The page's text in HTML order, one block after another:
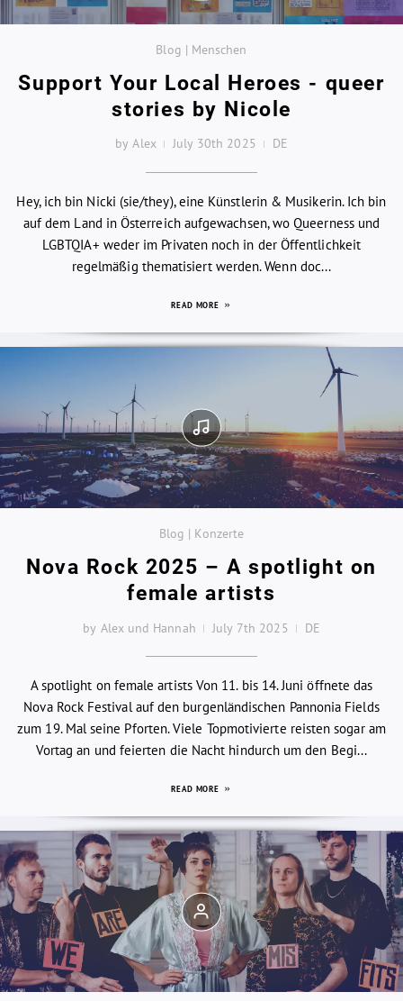
Blog | Menschen
Support Your Local Heroes - queer
stories by Nicole
by Alex July 30th 2025 DE
Hey, ich bin Nicki (sie/they), eine Künstlerin & Musikerin. Ich bin
auf dem Land in Österreich aufgewachsen, wo Queerness und
LGBTQIA+ weder im Privaten noch in der Öffentlichkeit
regelmäßig thematisiert werden. Wenn doc...
READ MORE
Blog | Konzerte
Nova Rock 2025 – A spotlight on
female artists
by Alex und Hannah July 7th 2025 DE
A spotlight on female artists Von 11. bis 14. Juni öffnete das
Nova Rock Festival auf den burgenländischen Pannonia Fields
zum 19. Mal seine Pforten. Viele Topmotivierte reisten sogar am
Vortag an und feierten die Nacht hindurch um den Begi...
READ MORE